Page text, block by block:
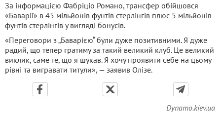
За інформацією Фабріціо Романо, трансфер обійшовся
«Баварії» в 45 мільйонів фунтів стерлінгів плюс 5 мільйонів
фунтів стерлінгів у вигляді бонусів.
«Переговори з „Баварією“ були дуже позитивними. Я дуже
радий, що тепер гратиму за такий великий клуб. Це великий
виклик, саме те, що я шукав. Я хочу проявити себе на цьому
рівні та вигравати титули», — заявив Олізе.
Dynamo.kiev.ua